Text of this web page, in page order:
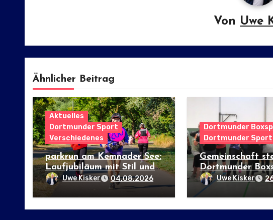
Von Uwe
Ähnlicher Beitrag
Aktuelles
Dortmunder Sport
Verschiedenes
parkrun am Kemnader See:
Laufjubiläum mit Stil und
internationalem Flair
Uwe Kisker 04.08.2026
Dortmunder
Dortmunder Sport
Gemeinschaft
Dortmunder
20/50 an erster
Uwe Kisker